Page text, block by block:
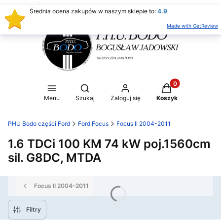
Menu
Otwórz wyszukiwarkę
Szukaj Zaloguj się
Produkty w
Koszyk
PHU Bodo części Ford Ford Focus Focus II 2004-2011
1.6 TDCi 100 KM 74 kW poj.1560cm
sil. G8DC, MTDA
Focus II 2004-2011
Filtry
Średnia ocena zakupów w naszym sklepie to: 4.9
Made with GetReview